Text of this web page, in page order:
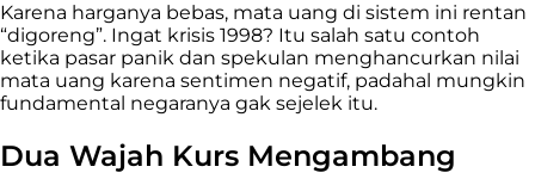
Karena harganya bebas, mata uang di sistem ini rentan
“digoreng”. Ingat krisis 1998? Itu salah satu contoh
ketika pasar panik dan spekulan menghancurkan nilai
mata uang karena sentimen negatif, padahal mungkin
fundamental negaranya gak sejelek itu.
Dua Wajah Kurs Mengambang